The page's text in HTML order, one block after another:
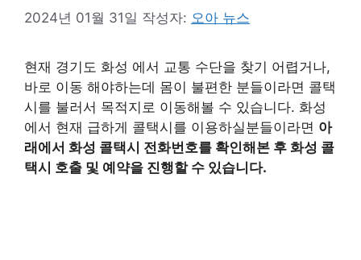
2024년 01월 31일 작성자: 오아 뉴스
현재 경기도 화성 에서 교통 수단을 찾기 어렵거나,
바로 이동 해야하는데 몸이 불편한 분들이라면 콜택
시를 불러서 목적지로 이동해볼 수 있습니다. 화성
에서 현재 급하게 콜택시를 이용하실분들이라면 아
래에서 화성 콜택시 전화번호를 확인해본 후 화성 콜
택시 호출 및 예약을 진행할 수 있습니다.